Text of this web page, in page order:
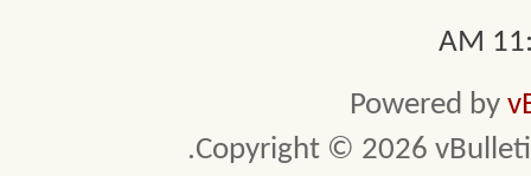
Powered by
Copyright © 2026